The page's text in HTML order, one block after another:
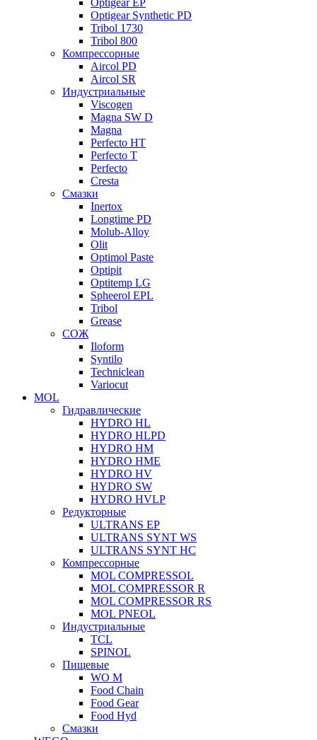
Optigear EP
Optigear Synthetic PD
Tribol 1730
Tribol 800
Компрессорные
Aircol PD
Aircol SR
Индустриальные
Viscogen
Magna SW D
Magna
Perfecto HT
Perfecto T
Perfecto
Cresta
Смазки
Inertox
Longtime PD
Molub-Alloy
Olit
Optimol Paste
Optipit
Optitemp LG
Spheerol EPL
Tribol
Grease
СОЖ
Iloform
Syntilo
Techniclean
Variocut
MOL
Гидравлические
HYDRO HL
HYDRO HLPD
HYDRO HM
HYDRO HME
HYDRO HV
HYDRO SW
HYDRO HVLP
Редукторные
ULTRANS EP
ULTRANS SYNT WS
ULTRANS SYNT HC
Компрессорные
MOL COMPRESSOL
MOL COMPRESSOR R
MOL COMPRESSOR RS
MOL PNEOL
Индустриальные
TCL
SPINOL
Пищевые
WO M
Food Chain
Food Gear
Food Hyd
Смазки